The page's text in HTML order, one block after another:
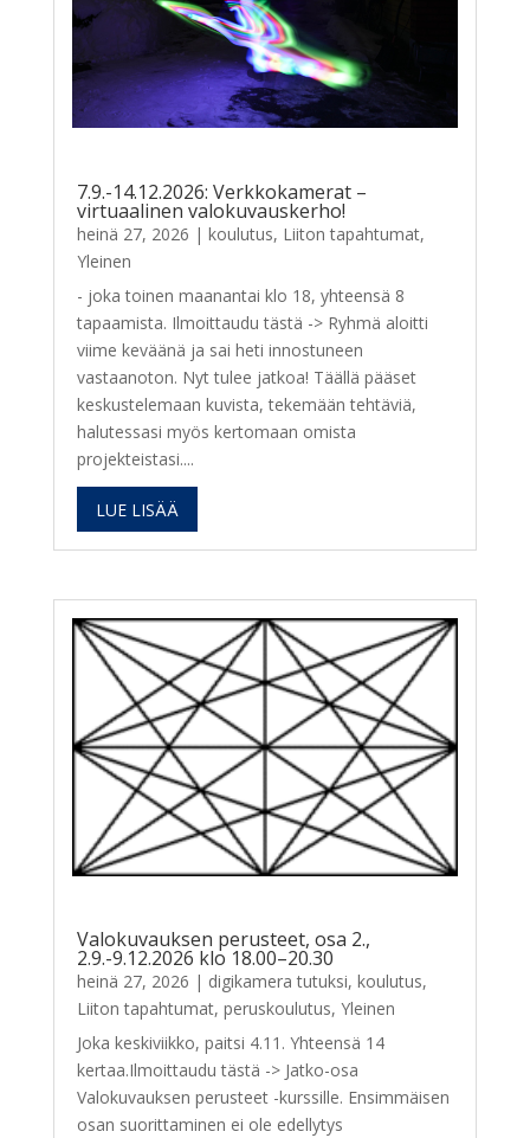
7.9.-14.12.2026: Verkkokamerat –
virtuaalinen valokuvauskerho!
heinä 27, 2026 | koulutus, Liiton tapahtumat,
Yleinen
- joka toinen maanantai klo 18, yhteensä 8
tapaamista. Ilmoittaudu tästä -> Ryhmä aloitti
viime keväänä ja sai heti innostuneen
vastaanoton. Nyt tulee jatkoa! Täällä pääset
keskustelemaan kuvista, tekemään tehtäviä,
halutessasi myös kertomaan omista
projekteistasi....
LUE LISÄÄ
Valokuvauksen perusteet, osa 2.,
2.9.-9.12.2026 klo 18.00–20.30
heinä 27, 2026 | digikamera tutuksi, koulutus,
Liiton tapahtumat, peruskoulutus, Yleinen
Joka keskiviikko, paitsi 4.11. Yhteensä 14
kertaa.Ilmoittaudu tästä -> Jatko-osa
Valokuvauksen perusteet -kurssille. Ensimmäisen
osan suorittaminen ei ole edellytys